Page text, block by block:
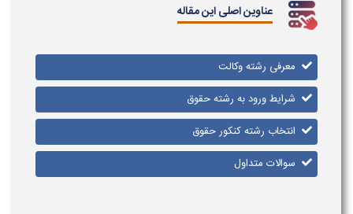
عناوین اصلی این مقاله
معرفی رشته وکالت
شرایط ورود به رشته حقوق
انتخاب رشته کنکور حقوق
سوالات متداول